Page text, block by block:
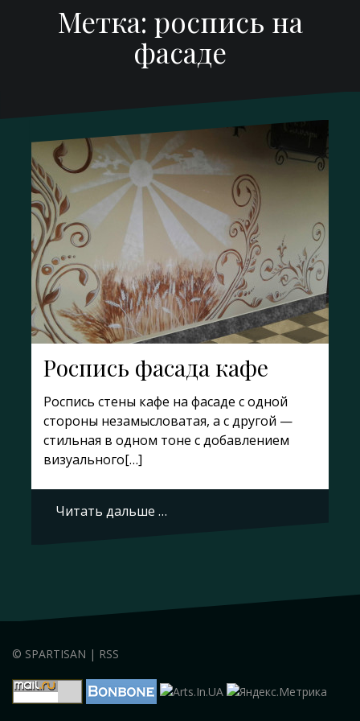
Метка: роспись на
фасаде
Роспись фасада кафе
Роспись стены кафе на фасаде с одной
стороны незамысловатая, а с другой —
стильная в одном тоне с добавлением
визуального[…]
Читать дальше …
© SPARTISAN | RSS